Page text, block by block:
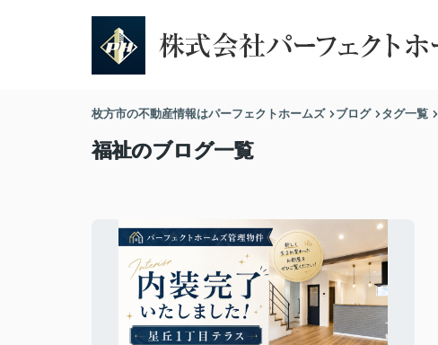
枚方市の不動産情報はパーフェクトホームズ ブログ タグ一覧
福祉のブログ一覧